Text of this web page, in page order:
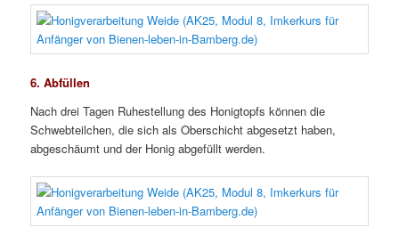
6. Abfüllen
Nach drei Tagen Ruhestellung des Honigtopfs können die
Schwebteilchen, die sich als Oberschicht abgesetzt haben,
abgeschäumt und der Honig abgefüllt werden.